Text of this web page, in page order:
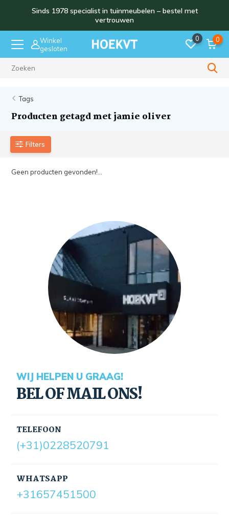
Sinds 1978 specialist in tuinmeubelen – bestel met
vertrouwen
Winkel
gesloten
0 0
Tags
Producten getagd met jamie oliver
Filters
Geen producten gevonden!...
WIJ HELPEN U GRAAG!
BEL OF MAIL ONS!
TELEFOON
(+31)0228520791
WHATSAPP
+31657451500